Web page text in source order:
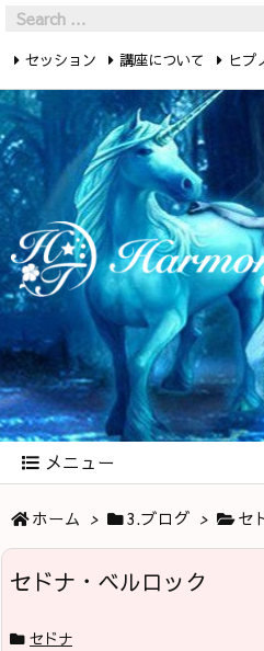
メニュー
セッション 講座について ヒプ
最新記事 お問い合わせ
ホーム > 3.ブログ > セ
セドナ・ベルロック
セドナ